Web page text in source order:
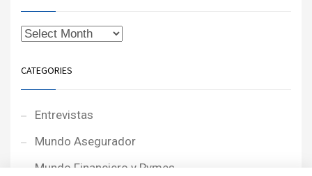
CATEGORIES
Entrevistas
Mundo Asegurador
Mundo Financiero y Pymes